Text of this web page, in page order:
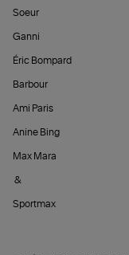
Soeur
Ganni
Éric Bompard
Barbour
Ami Paris
Anine Bing
Max Mara
&
Sportmax